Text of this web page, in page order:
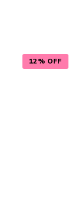
12% OFF